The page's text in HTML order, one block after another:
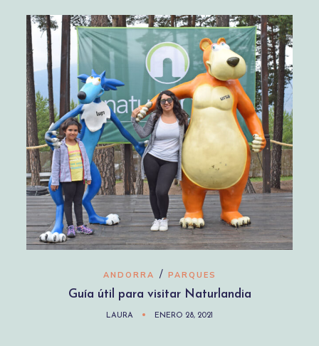
ANDORRA / PARQUES
Guía útil para visitar Naturlandia
LAURA ENERO 28, 2021